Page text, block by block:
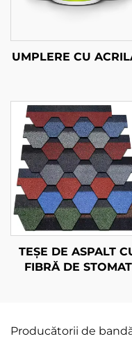
UMPLERE CU
TEȘE DE ASPALT
FIBRĂ DE STOMAT
Producătorii de